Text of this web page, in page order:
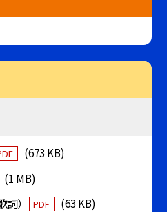
(673 KB)
(1 MB)
詞）
PDF
(63 KB)